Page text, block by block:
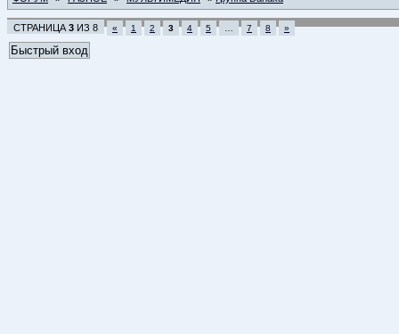
СТРАНИЦА 3 ИЗ 8 « 1 2 3 4 5 7 8 »